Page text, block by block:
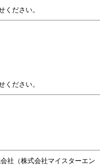
ださい。
ださい。
社（株式会社マイスターエン